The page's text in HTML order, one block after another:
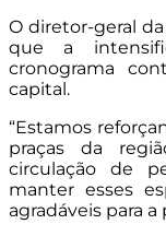
O diretor-geral
que a
cronograma
capital.
“Estamos
praças da
circulação de
manter esses
agradáveis para